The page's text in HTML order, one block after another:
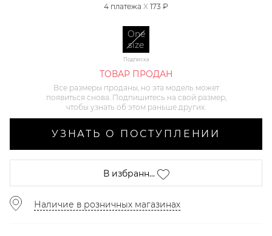
4 платежа X 173 ₽
One
size
Подписка
ТОВАР ПРОДАН
Все размеры проданы, но эта модель может
появиться снова. Подпишитесь на свой размер,
чтобы узнать об этом раньше других.
УЗНАТЬ О ПОСТУПЛЕНИИ
В избранн...
Наличие в розничных магазинах